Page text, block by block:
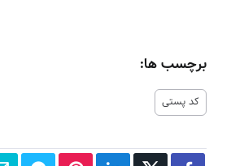
برچسب ها:
کد پستی